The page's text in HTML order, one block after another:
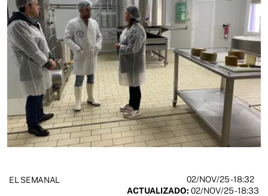
EL SEMANAL 02/NOV/25- 18:32
ACTUALIZADO: 02/NOV/25 - 18:33